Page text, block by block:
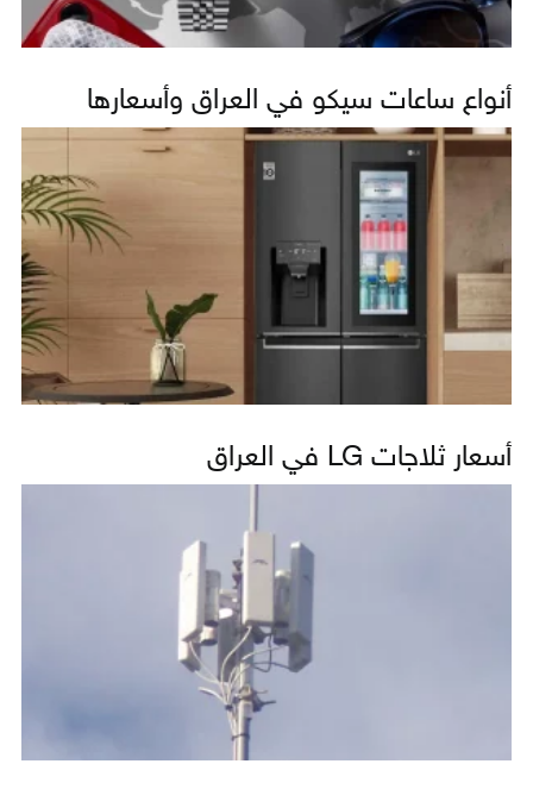
أنواع ساعات سيكو في العراق وأسعارها
أسعار ثلاجات LG في العراق